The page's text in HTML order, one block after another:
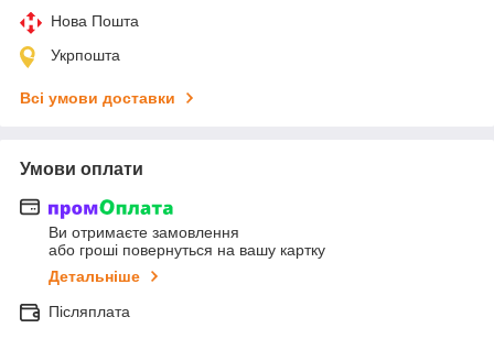
Нова Пошта
Укрпошта
Всі умови доставки
Умови оплати
Ви отримаєте замовлення
або гроші повернуться на вашу картку
Детальніше
Післяплата